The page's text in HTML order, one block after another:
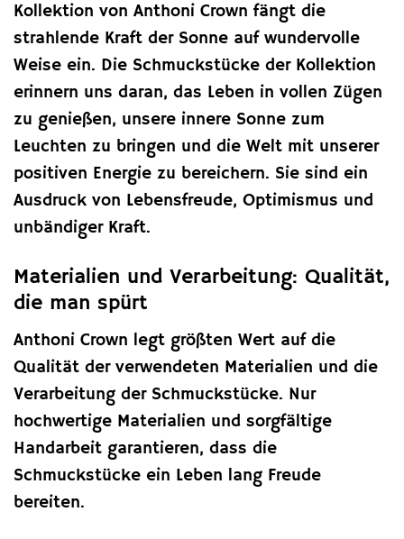
Kollektion von Anthoni Crown fängt die
strahlende Kraft der Sonne auf wundervolle
Weise ein. Die Schmuckstücke der Kollektion
erinnern uns daran, das Leben in vollen Zügen
zu genießen, unsere innere Sonne zum
Leuchten zu bringen und die Welt mit unserer
positiven Energie zu bereichern. Sie sind ein
Ausdruck von Lebensfreude, Optimismus und
unbändiger Kraft.
Materialien und Verarbeitung: Qualität,
die man spürt
Anthoni Crown legt größten Wert auf die
Qualität der verwendeten Materialien und die
Verarbeitung der Schmuckstücke. Nur
hochwertige Materialien und sorgfältige
Handarbeit garantieren, dass die
Schmuckstücke ein Leben lang Freude
bereiten.